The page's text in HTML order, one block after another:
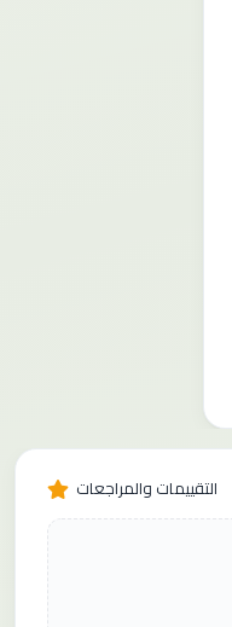
التقييمات والمراجعات